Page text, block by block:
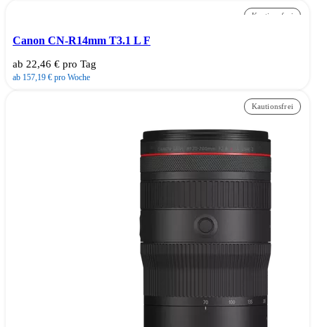
Kautionsfrei
Canon CN-R14mm T3.1 L F
ab 22,46 € pro Tag
ab 157,19 € pro Woche
Kautionsfrei